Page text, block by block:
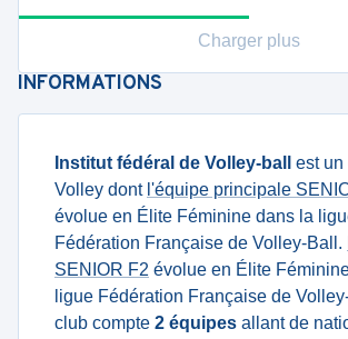
Charger plus
INFORMATIONS
Institut fédéral de Volley-ball
est un
Volley dont l'équipe principale
évolue en Élite Féminine dans la
Fédération Française de Volley-Ball.
SENIOR F2 évolue en Élite
ligue Fédération Française de
club compte 2 équipes allant de